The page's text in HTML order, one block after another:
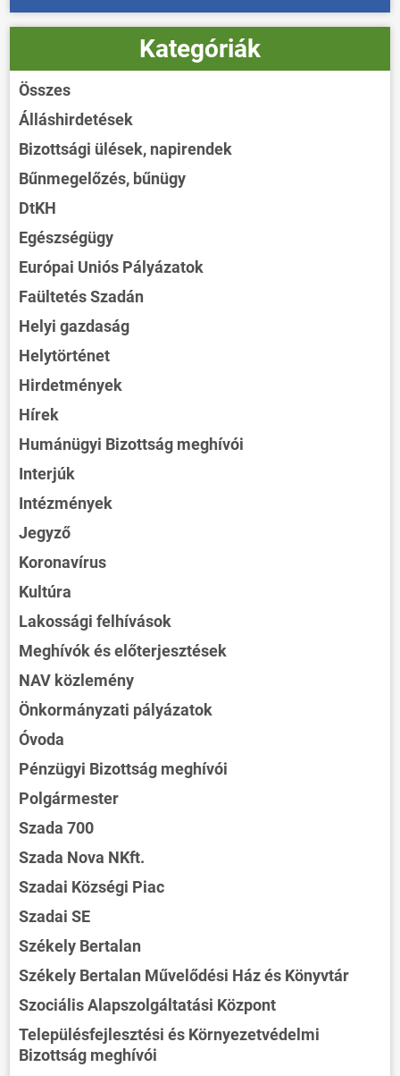
Kategóriák
Összes
Álláshirdetések
Bizottsági ülések, napirendek
Bűnmegelőzés, bűnügy
DtKH
Egészségügy
Európai Uniós Pályázatok
Faültetés Szadán
Helyi gazdaság
Helytörténet
Hirdetmények
Hírek
Humánügyi Bizottság meghívói
Interjúk
Intézmények
Jegyző
Koronavírus
Kultúra
Lakossági felhívások
Meghívók és előterjesztések
NAV közlemény
Önkormányzati pályázatok
Óvoda
Pénzügyi Bizottság meghívói
Polgármester
Szada 700
Szada Nova NKft.
Szadai Községi Piac
Szadai SE
Székely Bertalan
Székely Bertalan Művelődési Ház és Könyvtár
Szociális Alapszolgáltatási Központ
Településfejlesztési és Környezetvédelmi
Bizottság meghívói